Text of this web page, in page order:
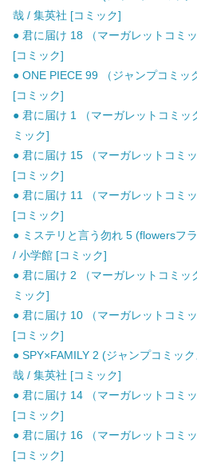
哉 / 集英社 [コミック]
● 君に届け 18 （マーガレットコミ
[コミック]
● ONE PIECE 99 （ジャンプコミッ
[コミック]
● 君に届け 1 （マーガレットコミッ
ミック]
● 君に届け 15 （マーガレットコミ
[コミック]
● 君に届け 11 （マーガレットコミ
[コミック]
● ミステリと言う勿れ 5 (flowersフ
/ 小学館 [コミック]
● 君に届け 2 （マーガレットコミッ
ミック]
● 君に届け 10 （マーガレットコミ
[コミック]
● SPY×FAMILY 2 (ジャンプコミッ
哉 / 集英社 [コミック]
● 君に届け 14 （マーガレットコミ
[コミック]
● 君に届け 16 （マーガレットコミ
[コミック]